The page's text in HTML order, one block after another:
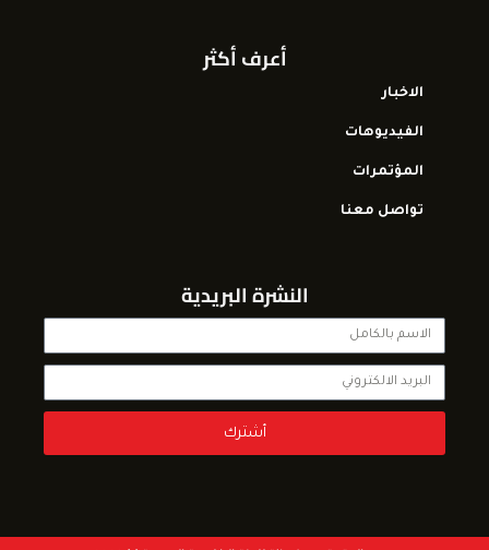
أعرف أكثر
الاخبار
الفيديوهات
المؤتمرات
تواصل معنا
النشرة البريدية
أشترك